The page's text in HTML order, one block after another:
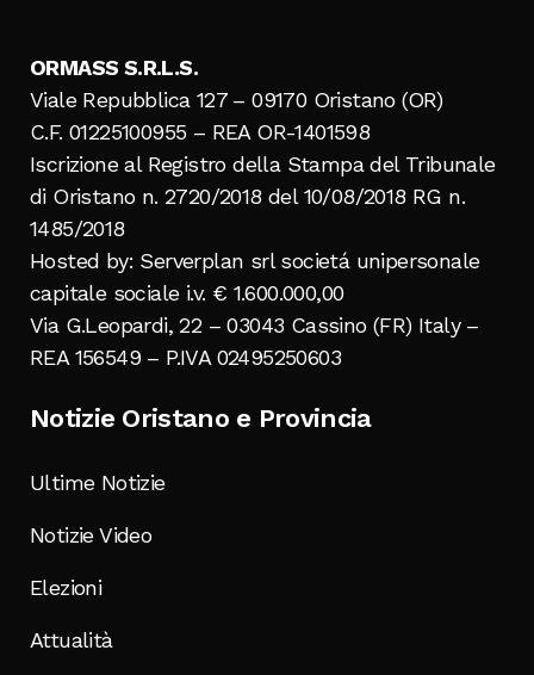
ORMASS S.R.L.S.
Viale Repubblica 127 – 09170 Oristano (OR)
C.F. 01225100955 – REA OR-1401598
Iscrizione al Registro della Stampa del Tribunale
di Oristano n. 2720/2018 del 10/08/2018 RG n.
1485/2018
Hosted by: Serverplan srl societá unipersonale
capitale sociale i.v. € 1.600.000,00
Via G.Leopardi, 22 – 03043 Cassino (FR) Italy –
REA 156549 – P.IVA 02495250603
Notizie Oristano e Provincia
Ultime Notizie
Notizie Video
Elezioni
Attualità